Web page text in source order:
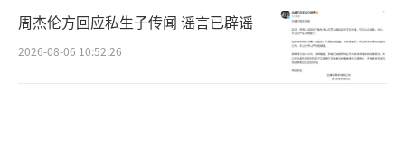
周杰伦方回应私生子传闻 谣言已辟谣
2026-08-06 10:52:26